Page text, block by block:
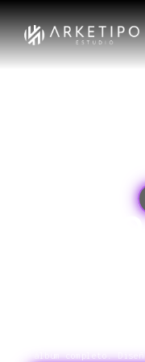
álbum completo.